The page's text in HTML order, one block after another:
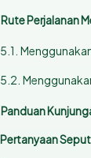
Rute Perjalanan
Panduan
Pertanyaan